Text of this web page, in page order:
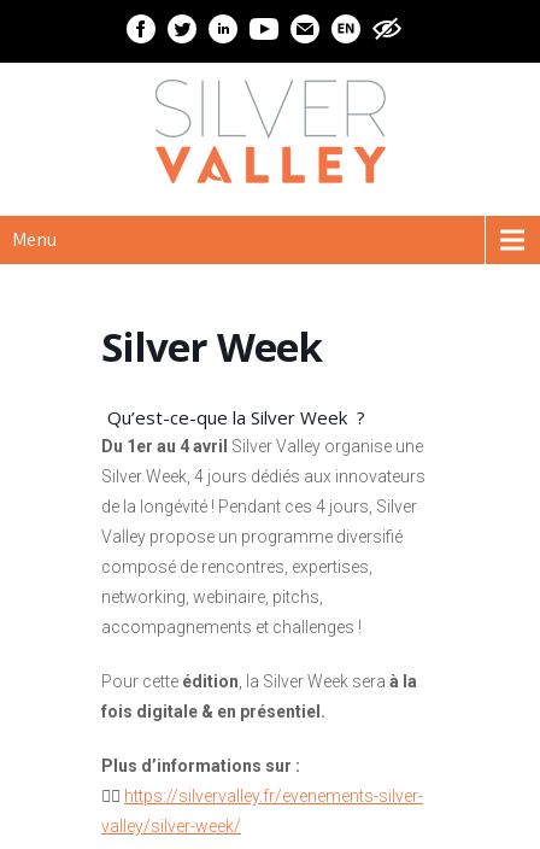
Menu
Silver Week
Qu’est-ce-que la Silver Week ?
Du 1er au 4 avril Silver Valley organise une
Silver Week, 4 jours dédiés aux innovateurs
de la longévité ! Pendant ces 4 jours, Silver
Valley propose un programme diversifié
composé de rencontres, expertises,
networking, webinaire, pitchs,
accompagnements et challenges !
Pour cette édition , la Silver Week sera à la
fois digitale & en présentiel.
Plus d’informations sur :
👉🏻 https://silvervalley.fr/evenements-silver-
valley/silver-week/